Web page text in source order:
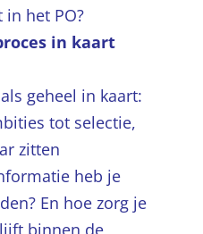
in het PO?
in kaart
geheel in kaart:
tot selectie,
zitten
heb je
En hoe zorg je
binnen de